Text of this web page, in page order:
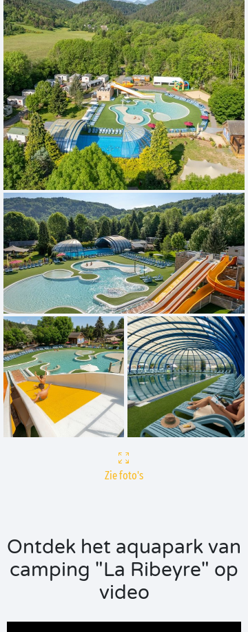
Zie foto's
Ontdek het aquapark van
camping "La Ribeyre" op
video